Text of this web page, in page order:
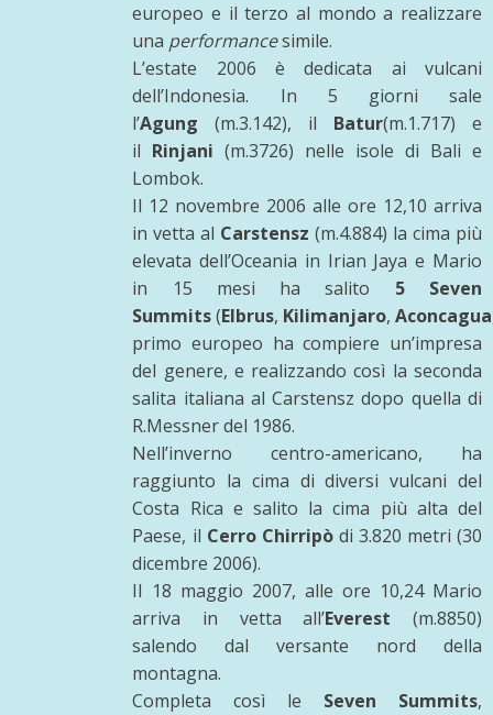
europeo e il terzo al mondo a realizzare
una performancesimile.
L’estate 2006 è dedicata ai vulcani
dell’Indonesia. In 5 giorni sale
l’Agung (m.3.142), il Batur(m.1.717) e
il Rinjani (m.3726) nelle isole di Bali e
Lombok.
Il 12 novembre 2006 alle ore 12,10 arriva
in vetta al Carstensz (m.4.884) la cima più
elevata dell’Oceania in Irian Jaya e Mario
in 15 mesi ha salito 5 Seven
Summits(Elbrus, Kilimanjaro,Aconcagua
primo europeo ha compiere un’impresa
del genere, e realizzando così la seconda
salita italiana al Carstensz dopo quella di
R.Messner del 1986.
Nell’inverno centro-americano, ha
raggiunto la cima di diversi vulcani del
Costa Rica e salito la cima più alta del
Paese, il Cerro Chirripòdi 3.820 metri (30
dicembre 2006).
Il 18 maggio 2007, alle ore 10,24 Mario
arriva in vetta all’Everest (m.8850)
salendo dal versante nord della
montagna.
Completa così le Seven Summits,